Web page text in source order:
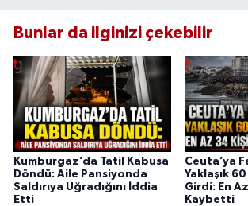
Bunlar da ilginizi çekebilir
Kumburgaz’da Tatil Kabusa
Döndü: Aile Pansiyonda
Saldırıya Uğradığını İddia
Etti
Ceuta’ya
Yaklaşık
Girdi: En
Kaybetti